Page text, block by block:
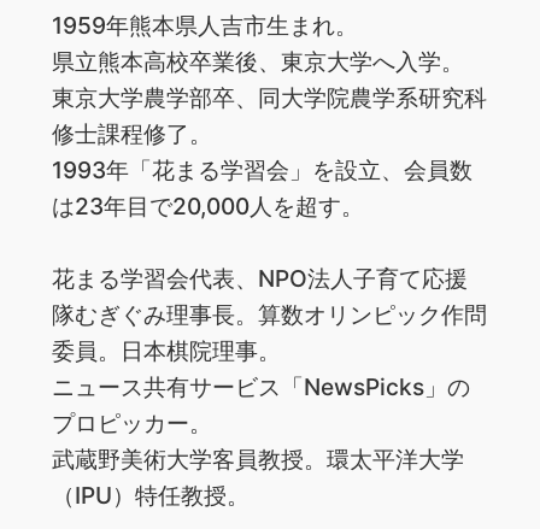
1959年熊本県人吉市生まれ。
県立熊本高校卒業後、東京大学へ入学。
東京大学農学部卒、同大学院農学系研究科
修士課程修了。
1993年「花まる学習会」を設立、会員数
は23年目で20,000人を超す。
花まる学習会代表、NPO法人子育て応援
隊むぎぐみ理事長。算数オリンピック作問
委員。日本棋院理事。
ニュース共有サービス「NewsPicks」の
プロピッカー。
武蔵野美術大学客員教授。環太平洋大学
（IPU）特任教授。